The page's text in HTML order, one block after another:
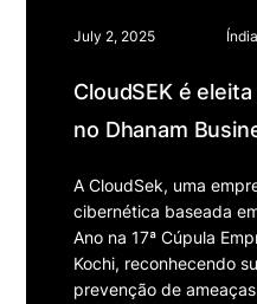
July 2, 2025 Índia
CloudSEK é
no Dhanam
A CloudSek, uma
cibernética baseada
Ano na 17ª Cúpula
Kochi, reconhecendo
prevenção de